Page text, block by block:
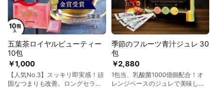
￥1,000
五葉茶ロイヤルビューティー
10包
【人気No.3】スッキリ即実感！頑
固なつまりも改善。ロングセラー
￥2,880
季節のフルーツ青汁ジュレ 30
包
1包当、乳酸菌1000億個配合！オ
レンジベースのジュレで美味しく